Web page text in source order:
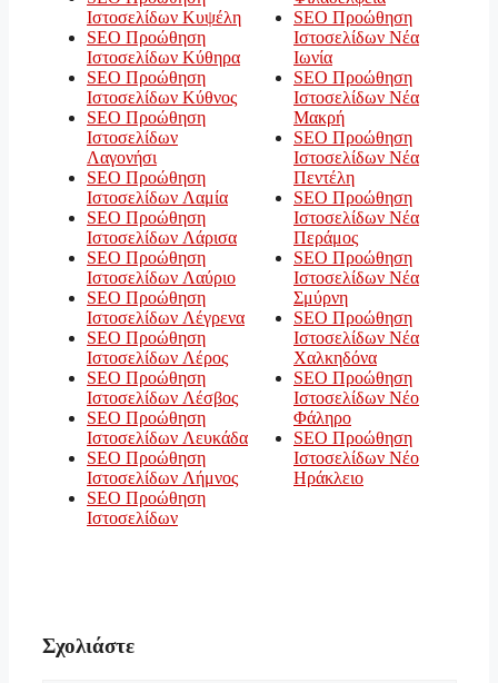
Ιστοσελίδων Κυψέλη
SEO Προώθηση
Ιστοσελίδων Κύθηρα
SEO Προώθηση
Ιστοσελίδων Κύθνος
SEO Προώθηση
Ιστοσελίδων
Λαγονήσι
SEO Προώθηση
Ιστοσελίδων Λαμία
SEO Προώθηση
Ιστοσελίδων Λάρισα
SEO Προώθηση
Ιστοσελίδων Λαύριο
SEO Προώθηση
Ιστοσελίδων Λέγρενα
SEO Προώθηση
Ιστοσελίδων Λέρος
SEO Προώθηση
Ιστοσελίδων Λέσβος
SEO Προώθηση
Ιστοσελίδων Λευκάδα
SEO Προώθηση
Ιστοσελίδων Λήμνος
SEO Προώθηση
Ιστοσελίδων
SEO Προώθηση
Ιστοσελίδων Νέα
Ιωνία
SEO Προώθηση
Ιστοσελίδων Νέα
Μακρή
SEO Προώθηση
Ιστοσελίδων Νέα
Πεντέλη
SEO Προώθηση
Ιστοσελίδων Νέα
Περάμος
SEO Προώθηση
Ιστοσελίδων Νέα
Σμύρνη
SEO Προώθηση
Ιστοσελίδων Νέα
Χαλκηδόνα
SEO Προώθηση
Ιστοσελίδων Νέο
Φάληρο
SEO Προώθηση
Ιστοσελίδων Νέο
Ηράκλειο
Σχολιάστε